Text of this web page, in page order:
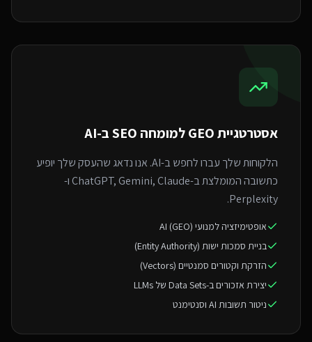
אסטרטגיית GEO ל מומחה SEO ב-AI
הלקוחות שלך עברו לחפש ב-AI. אנו נדאג שהעסק שלך יופיע
כתשובה המומלצת ב-ChatGPT, Gemini, Claude ו-
Perplexity.
אופטימיזציה למנועי AI (GEO)
בניית סמכות ישות (Entity Authority)
הזרקת וקטורים סמנטיים (Vectors)
יצירת אזכורים ב-Data Sets של LLMs
ניטור תשובות AI וסנטימנט